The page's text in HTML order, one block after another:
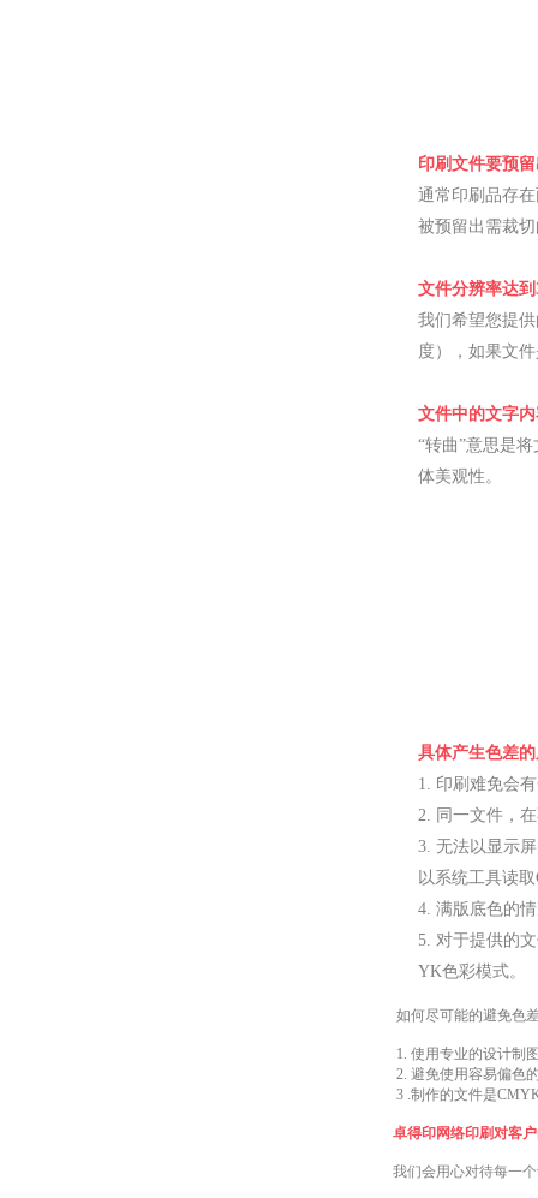
印刷文件要预
通常印刷品存
被预留出需裁
文件分辨率达
我们希望您提
度），如果文
文件中的文字
“转曲”意思是
体美观性。
具体产生色差
1. 印刷难免会
2. 同一文件，
3. 无法以显示
以系统工具读
4. 满版底色的
5. 对于提供的
YK色彩模式。
如何尽可能的避免色
1. 使用专业的设计制图
2. 避免使用容易偏色
3 .制作的文件是
卓得印网络印刷对客户
我们会用心对待每一个